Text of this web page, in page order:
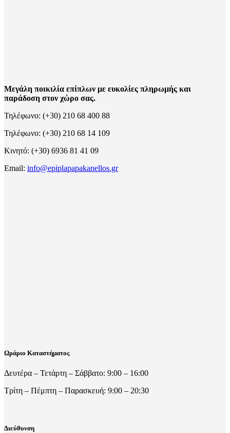
Μεγάλη ποικιλία επίπλων με ευκολίες πληρωμής και
παράδοση στον χώρο σας.
Τηλέφωνο: (+30) 210 68 400 88
Τηλέφωνο: (+30) 210 68 14 109
Κινητό: (+30) 6936 81 41 09
Email: info@epiplapapakanellos.gr
Ωράριο Καταστήματος
Δευτέρα – Τετάρτη – Σάββατο: 9:00 – 16:00
Τρίτη – Πέμπτη – Παρασκευή: 9:00 – 20:30
Διεύθυνση